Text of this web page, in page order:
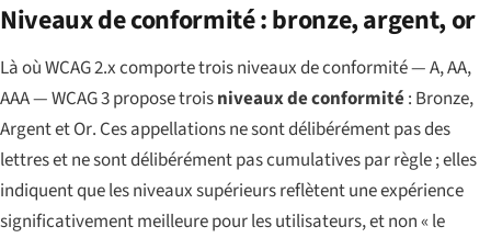
Niveaux de conformité : bronze, argent, or
Là où WCAG 2.x comporte trois niveaux de conformité — A, AA,
AAA — WCAG 3 propose troisniveaux de conformité: Bronze,
ArgentetOr. Ces appellations ne sont délibérément pas des
lettres et ne sont délibérément pas cumulatives par règle ; elles
indiquent que les niveaux supérieurs reflètent une expérience
significativement meilleure pour les utilisateurs, et non « le